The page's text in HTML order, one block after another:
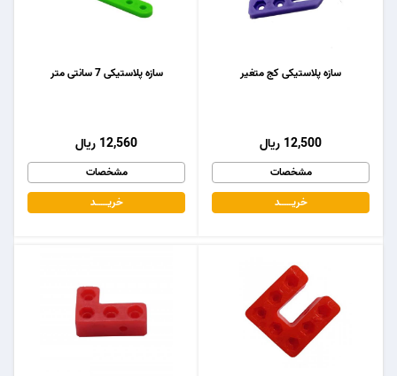
سازه پلاستیکی 7 سانتی متر
12,560 ریال
مشخصات
خریـــــــد
سازه پلاستیکی کج متغیر
12,500 ریال
مشخصات
خریـــــــد